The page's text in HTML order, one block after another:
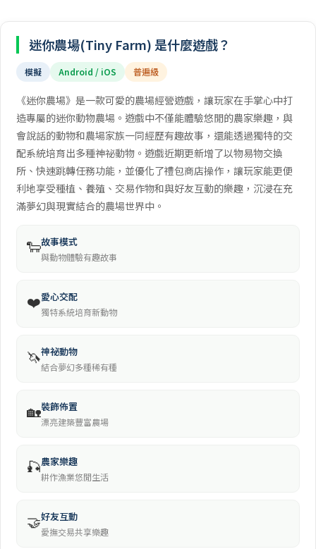
迷你農場(Tiny Farm) 是什麼遊戲？
模擬 Android / iOS 普遍級
《迷你農場》是一款可愛的農場經營遊戲，讓玩家在手掌心中打
造專屬的迷你動物農場。遊戲中不僅能體驗悠閒的農家樂趣，與
會說話的動物和農場家族一同經歷有趣故事，還能透過獨特的交
配系統培育出多種神祕動物。遊戲近期更新增了以物易物交換
所、快速跳轉任務功能，並優化了禮包商店操作，讓玩家能更便
利地享受種植、養殖、交易作物和與好友互動的樂趣，沉浸在充
滿夢幻與現實結合的農場世界中。
🐑故事模式
與動物體驗有趣故事
❤️愛心交配
獨特系統培育新動物
🦄神祕動物
結合夢幻多種稀有種
🏡裝飾佈置
漂亮建築豐富農場
🎣農家樂趣
耕作漁業悠閒生活
🤝好友互動
愛撫交易共享樂趣